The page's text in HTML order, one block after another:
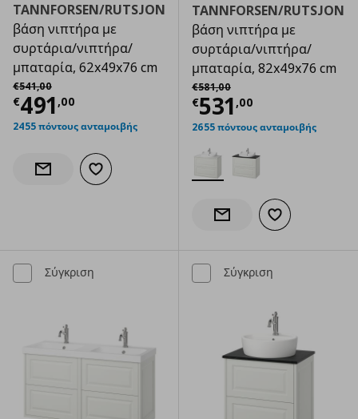
TANNFORSEN/RUTSJON
βάση νιπτήρα με
συρτάρια/νιπτήρα/
μπαταρία, 62x49x76 cm
€541,00
Αρχική τιμή
€491 ,00
Τρέχουσα τιμή € 491,00
2455 πόντους ανταμοιβής
Ενημέρωση διαθεσιμότητας
Προσθήκη στα αγαπημένα
TANNFORSEN/RUTSJON
βάση νιπτήρα με
συρτάρια/νιπτήρα/
μπαταρία, 82x49x76 cm
€581,00
Αρχική τιμή
€531 ,00
Τρέχουσα
2655 πόντους ανταμοιβής
Ενημέρωση διαθεσιμότητας
Προσθήκη στα
Σύγκριση Σύγκριση